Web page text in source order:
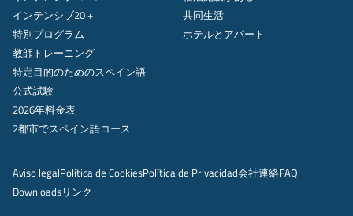
インテンシブ20 +
特別プログラム
教師トレーニング
特定目的のためのスペイン語
公式試験
2026年料金表
2都市でスペイン語コース
共同生活
ホテルとアパート
Aviso legalPolítica de CookiesPolítica de Privacidad会社連絡FAQ
Downloadsリンク